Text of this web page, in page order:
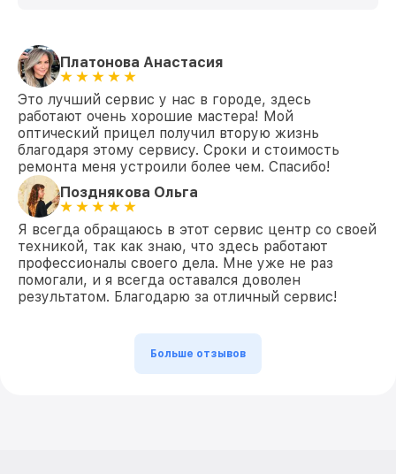
Платонова Анастасия
Это лучший сервис у нас в городе, здесь
работают очень хорошие мастера! Мой
оптический прицел получил вторую жизнь
благодаря этому сервису. Сроки и стоимость
ремонта меня устроили более чем. Спасибо!
Позднякова Ольга
Я всегда обращаюсь в этот сервис центр со своей
техникой, так как знаю, что здесь работают
профессионалы своего дела. Мне уже не раз
помогали, и я всегда оставался доволен
результатом. Благодарю за отличный сервис!
Больше отзывов